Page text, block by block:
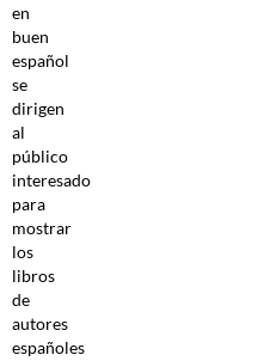
en
buen
español
se
dirigen
al
público
interesado
para
mostrar
los
libros
de
autores
españoles